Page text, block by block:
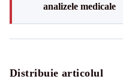
analizele medicale
Distribuie articolul